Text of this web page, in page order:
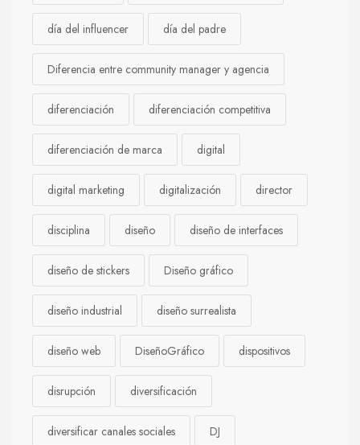
día del influencer día del padre
Diferencia entre community manager y agencia
diferenciación diferenciación competitiva
diferenciación de marca digital
digital marketing digitalización director
disciplina diseño diseño de interfaces
diseño de stickers Diseño gráfico
diseño industrial diseño surrealista
diseño web DiseñoGráfico dispositivos
disrupción diversificación
diversificar canales sociales DJ